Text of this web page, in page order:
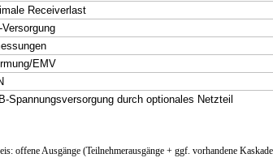
Receiverlast
Versorgung
EMV
Spannungsversorgung durch optionales Netzteil
offene Ausgänge (Teilnehmerausgänge + ggf. vorhandene